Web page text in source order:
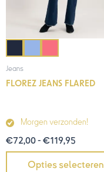
Jeans
FLOREZ JEANS FLARED
Morgen verzonden!
€72,00- €119,95
Opties selecteren